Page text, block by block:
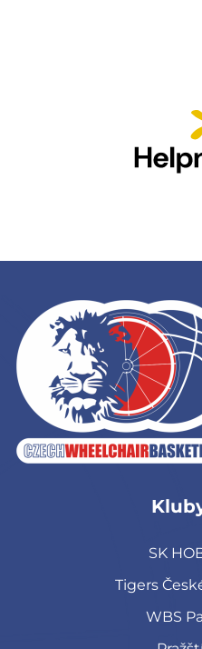
SK
Tigers
WBS